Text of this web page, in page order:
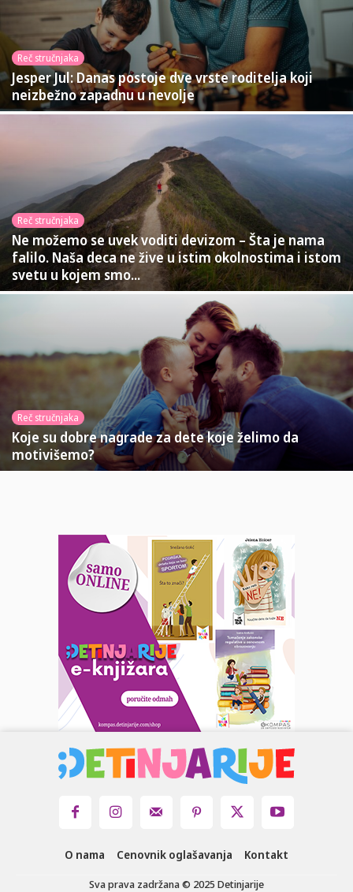
Reč stručnjaka
Jesper Jul: Danas postoje dve vrste roditelja koji
neizbežno zapadnu u nevolje
Reč stručnjaka
Ne možemo se uvek voditi devizom – Šta je nama
falilo. Naša deca ne žive u istim okolnostima i istom
svetu u kojem smo...
Reč stručnjaka
Koje su dobre nagrade za dete koje želimo da
motivišemo?
O nama Cenovnik oglašavanja Kontakt
Sva prava zadržana © 2025 Detinjarije